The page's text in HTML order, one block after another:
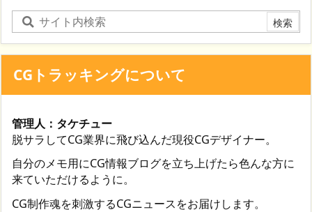
CGトラッキングについて
管理人：タケチュー
脱サラしてCG業界に飛び込んだ現役CGデザイナー。
自分のメモ用にCG情報ブログを立ち上げたら色んな方に
来ていただけるように。
CG制作魂を刺激するCGニュースをお届けします。